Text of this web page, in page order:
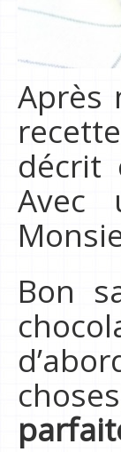
Après
décrit
Avec
Bon